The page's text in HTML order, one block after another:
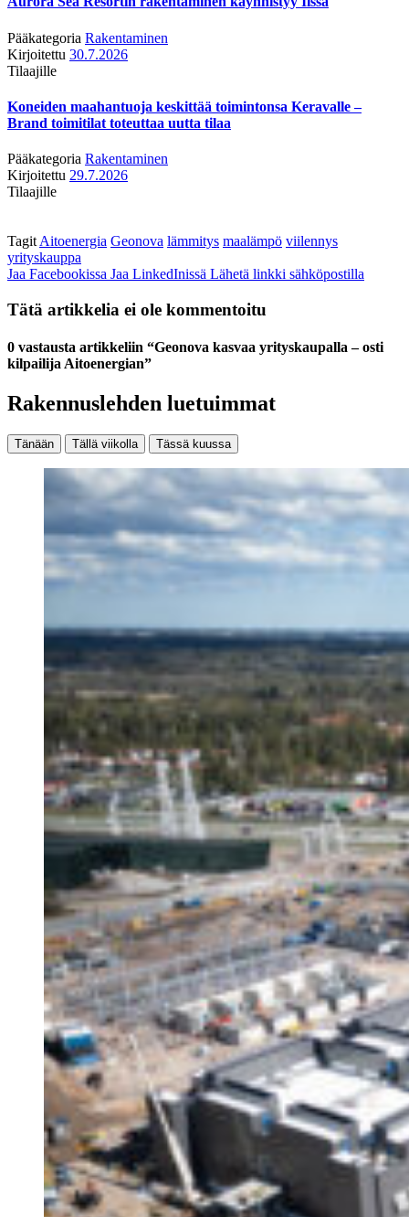
Pääkategoria Rakentaminen
Kirjoitettu 30.7.2026
Tilaajille
Koneiden maahantuoja keskittää toimintonsa Keravalle –
Brand toimitilat toteuttaa uutta tilaa
Pääkategoria Rakentaminen
Kirjoitettu 29.7.2026
Tilaajille
Tagit Aitoenergia Geonova lämmitys maalämpö viilennys
yrityskauppa
Jaa Facebookissa Jaa LinkedInissä Lähetä linkki sähköpostilla
Tätä artikkelia ei ole kommentoitu
0 vastausta artikkeliin “Geonova kasvaa yrityskaupalla – osti
kilpailija Aitoenergian”
Rakennuslehden luetuimmat
Tänään Tällä viikolla Tässä kuussa